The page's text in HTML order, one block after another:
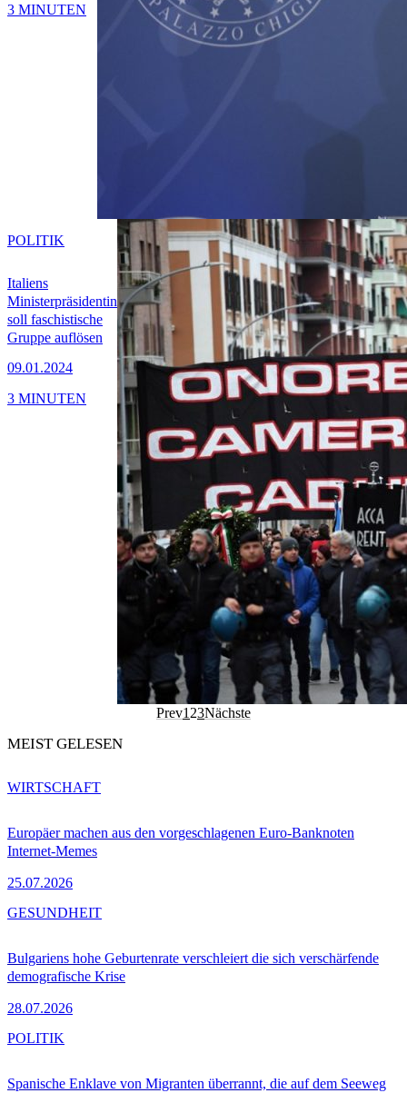
3 MINUTEN
Italiens
Ministerpräsidentin
soll faschistische
Gruppe auflösen
09.01.2024
POLITIK
3 MINUTEN
Prev1 23Nächste
MEIST GELESEN
Europäer machen aus den vorgeschlagenen Euro-Banknoten
Internet-Memes
25.07.2026
WIRTSCHAFT
Bulgariens hohe Geburtenrate verschleiert die sich verschärfende
demografische Krise
28.07.2026
GESUNDHEIT
Spanische Enklave von Migranten überrannt, die auf dem Seeweg
POLITIK